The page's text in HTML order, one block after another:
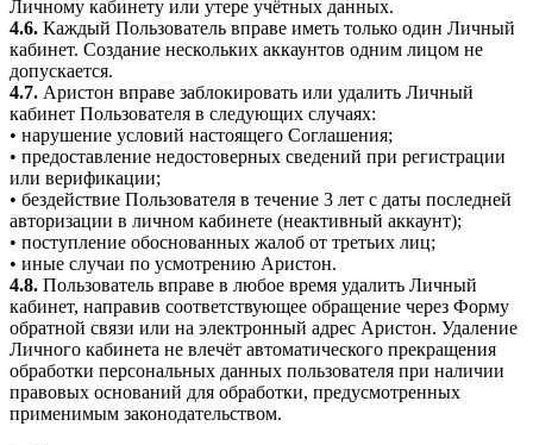
Личному кабинету или утере учётных данных.
4.6. Каждый Пользователь вправе иметь только один Личный
кабинет. Создание нескольких аккаунтов одним лицом не
допускается.
4.7. Аристон вправе заблокировать или удалить Личный
кабинет Пользователя в следующих случаях:
• нарушение условий настоящего Соглашения;
• предоставление недостоверных сведений при регистрации
или верификации;
• бездействие Пользователя в течение 3 лет с даты последней
авторизации в личном кабинете (неактивный аккаунт);
• поступление обоснованных жалоб от третьих лиц;
• иные случаи по усмотрению Аристон.
4.8. Пользователь вправе в любое время удалить Личный
кабинет, направив соответствующее обращение через Форму
обратной связи или на электронный адрес Аристон. Удаление
Личного кабинета не влечёт автоматического прекращения
обработки персональных данных пользователя при наличии
правовых оснований для обработки, предусмотренных
применимым законодательством.